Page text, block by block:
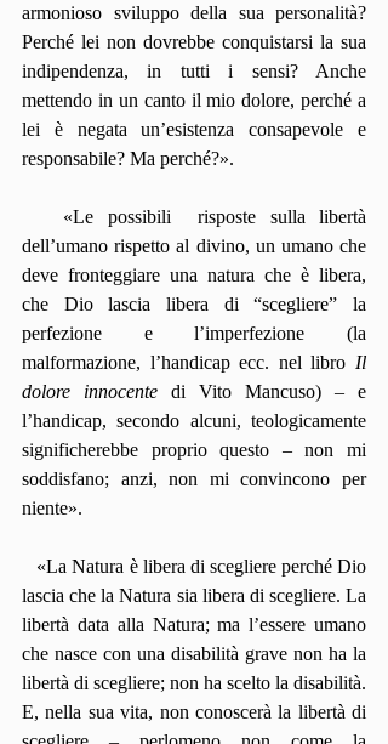
armonioso sviluppo della sua personalità?
Perché lei non dovrebbe conquistarsi la sua
indipendenza, in tutti i sensi? Anche
mettendo in un canto il mio dolore, perché a
lei è negata un’esistenza consapevole e
responsabile? Ma perché?».
dell’umano rispetto al divino, un umano che
deve fronteggiare una natura che è libera,
che Dio lascia libera di “scegliere” la
perfezione e l’imperfezione (la
malformazione, l’handicap ecc. nel libro Il
dolore innocente di Vito Mancuso) – e
l’handicap, secondo alcuni, teologicamente
significherebbe proprio questo – non mi
soddisfano; anzi, non mi convincono per
niente».
lascia che la Natura sia libera di scegliere. La
libertà data alla Natura; ma l’essere umano
che nasce con una disabilità grave non ha la
libertà di scegliere; non ha scelto la disabilità.
E, nella sua vita, non conoscerà la libertà di